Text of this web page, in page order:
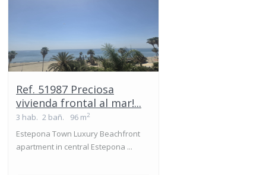
Ref. 51987 Preciosa
vivienda frontal al mar!...
3 hab. 2 bañ. 96 m2
Estepona Town Luxury Beachfront
apartment in central Estepona ...